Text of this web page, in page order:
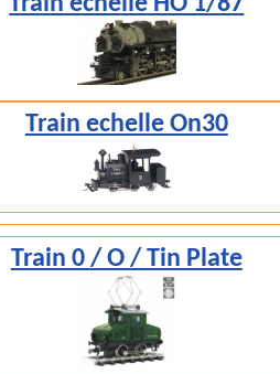
Train echelle On30
Train 0 / O / Tin Plate